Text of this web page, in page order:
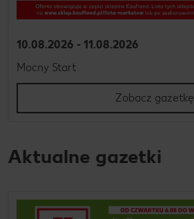
10.08.2026 - 11.08.2026
Mocny Start
Zobacz gazetkę
Aktualne gazetki